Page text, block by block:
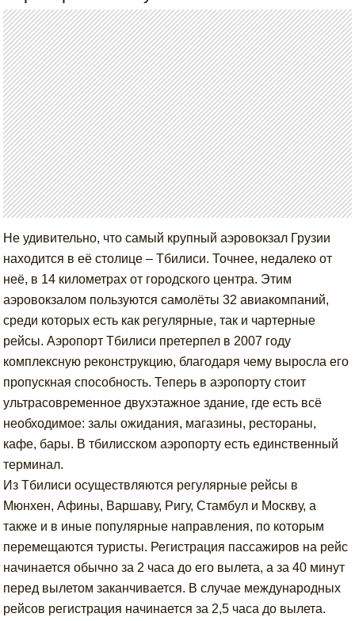
Не удивительно, что самый крупный аэровокзал Грузии
находится в её столице – Тбилиси. Точнее, недалеко от
неё, в 14 километрах от городского центра. Этим
аэровокзалом пользуются самолёты 32 авиакомпаний,
среди которых есть как регулярные, так и чартерные
рейсы. Аэропорт Тбилиси претерпел в 2007 году
комплексную реконструкцию, благодаря чему выросла его
пропускная способность. Теперь в аэропорту стоит
ультрасовременное двухэтажное здание, где есть всё
необходимое: залы ожидания, магазины, рестораны,
кафе, бары. В тбилисском аэропорту есть единственный
терминал.
Из Тбилиси осуществляются регулярные рейсы в
Мюнхен, Афины, Варшаву, Ригу, Стамбул и Москву, а
также и в иные популярные направления, по которым
перемещаются туристы. Регистрация пассажиров на рейс
начинается обычно за 2 часа до его вылета, а за 40 минут
перед вылетом заканчивается. В случае международных
рейсов регистрация начинается за 2,5 часа до вылета.